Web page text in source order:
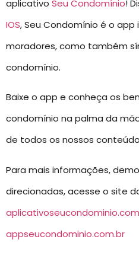
aplicativo Seu Condomínio!
IOS, Seu Condomínio é o
moradores, como também
condomínio.
Baixe o app e conheça os
condomínio na palma da
de todos os nossos
Para mais informações,
direcionadas, acesse o site
appseucondominio.com.br